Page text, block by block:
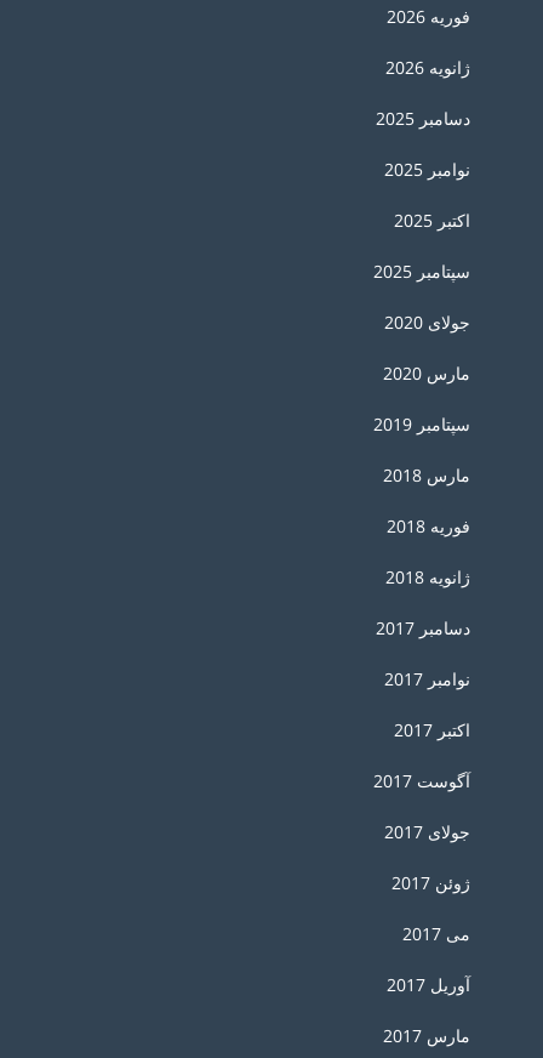
فوریه 2026
ژانویه 2026
دسامبر 2025
نوامبر 2025
اکتبر 2025
سپتامبر 2025
جولای 2020
مارس 2020
سپتامبر 2019
مارس 2018
فوریه 2018
ژانویه 2018
دسامبر 2017
نوامبر 2017
اکتبر 2017
آگوست 2017
جولای 2017
ژوئن 2017
می 2017
آوریل 2017
مارس 2017